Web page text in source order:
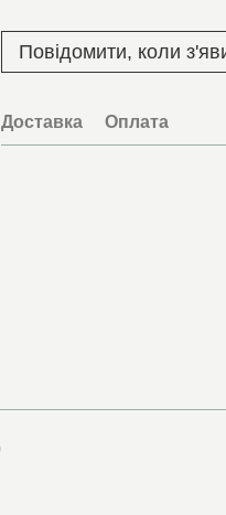
Повідомити, коли
Доставка Оплата